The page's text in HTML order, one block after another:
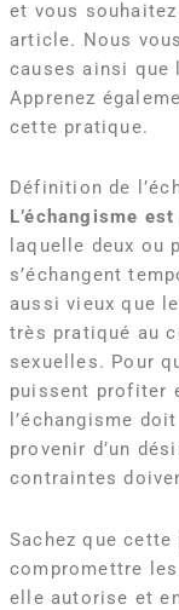
et vous
article. Nous
causes ainsi que
Apprenez
cette pratique.
Définition de
L’échangisme
laquelle deux ou
s’échangent
aussi vieux que
très pratiqué au
sexuelles. Pour
puissent profiter
l’échangisme
provenir d’un
contraintes
Sachez que cette
compromettre
elle autorise et